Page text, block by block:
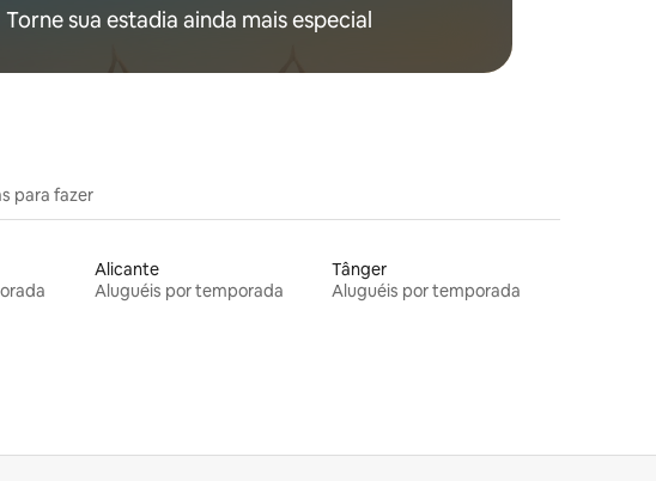
Torne sua estadia ainda mais especial
para fazer
Alicante
Aluguéis por temporada
Tânger
Aluguéis por temporada